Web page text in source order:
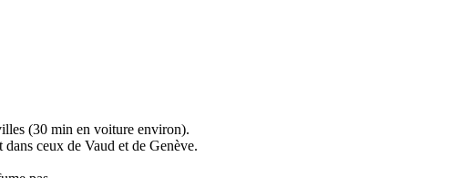
(30 min en voiture environ).
ceux de Vaud et de Genève.